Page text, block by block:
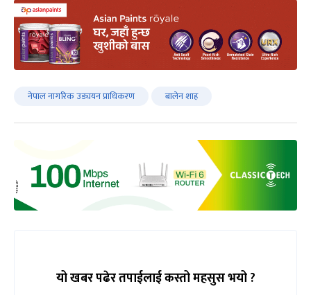
नेपाल नागरिक उड्ययन प्राधिकरण बालेन शाह
यो खबर पढेर तपाईलाई कस्तो महसुस भयो ?